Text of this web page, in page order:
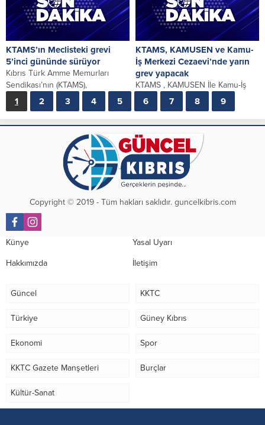
KTAMS’ın Meclisteki grevi
5’inci gününde sürüyor
Kıbrıs Türk Amme Memurları
Sendikası’nın (KTAMS),
Cumhuriyet Meclisinde görev
yapan stenografların sorunlarına
çözüm bulunması talebiyle...
KTAMS, KAMUSEN ve Kamu-
İş Merkezi Cezaevi’nde yarın
grev yapacak
KTAMS , KAMUSEN İle Kamu-İş
yarın yeni Merkezi Cezaevi’nde
elaman eksikliği sorununa çözüm
üretilmemesi nedeniyle...
1 2 3 4 5 6 7 8 9
Copyright © 2019 - Tüm hakları saklıdır. guncelkibris.com
Künye Yasal Uyarı
Hakkımızda İletişim
Güncel KKTC
Türkiye Güney Kıbrıs
Ekonomi Spor
KKTC Gazete Manşetleri Burçlar
Kültür-Sanat